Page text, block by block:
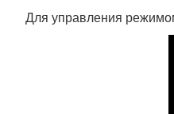
Для управления